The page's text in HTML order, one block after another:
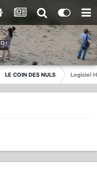
LE COIN DES NULS Logiciel